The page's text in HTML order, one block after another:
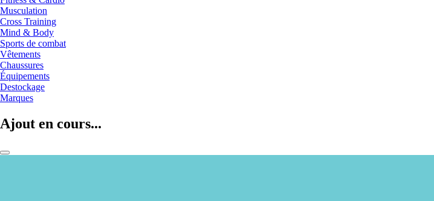
Musculation
Cross Training
Mind & Body
Sports de combat
Vêtements
Chaussures
Équipements
Destockage
Marques
Ajout en cours...